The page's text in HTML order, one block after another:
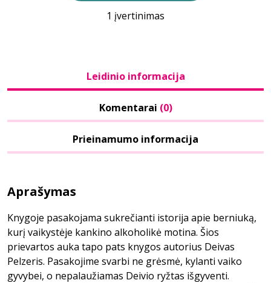
1 įvertinimas
Leidinio informacija
Komentarai (0)
Prieinamumo informacija
Aprašymas
Knygoje pasakojama sukrečianti istorija apie berniuką,
kurį vaikystėje kankino alkoholikė motina. Šios
prievartos auka tapo pats knygos autorius Deivas
Pelzeris. Pasakojime svarbi ne grėsmė, kylanti vaiko
gyvybei, o nepalaužiamas Deivio ryžtas išgyventi.